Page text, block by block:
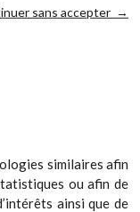
sans accepter →
similaires afin
ou afin de
ainsi que de